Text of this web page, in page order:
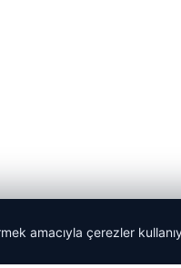
amacıyla çerezler